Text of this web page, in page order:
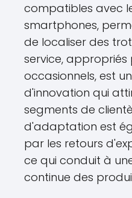
compatibles avec
smartphones,
de localiser des
service, appropriés
occasionnels, est
d'innovation qui
segments de
d'adaptation est
par les retours
ce qui conduit à
continue des